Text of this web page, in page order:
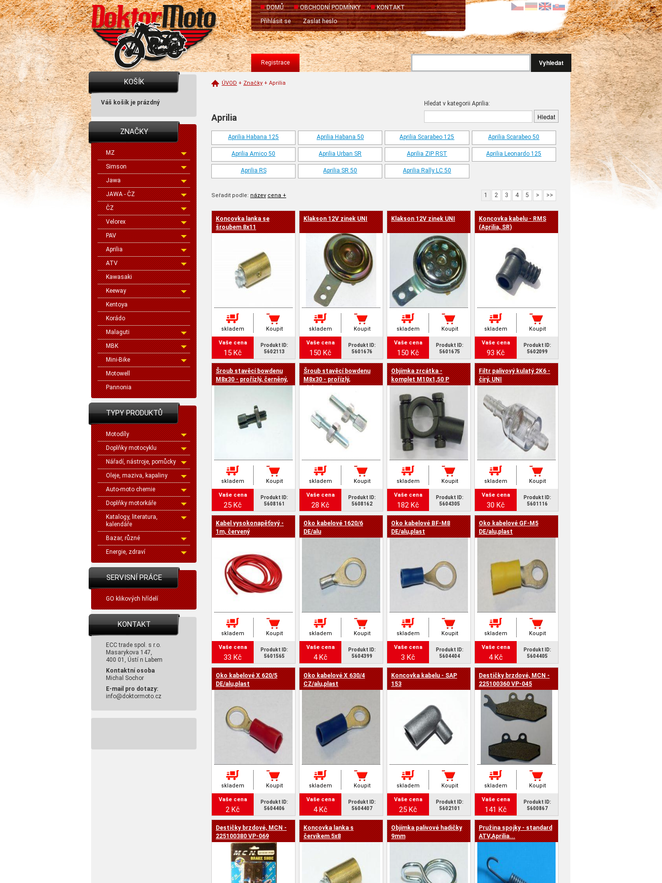
DOMŮ OBCHODNÍ PODMÍNKY
KONTAKT
Přihlásit se
Zaslat heslo
Vyhledat
Registrace
KOŠÍK
Váš košík je prázdný
ZNAČKY
MZ
Simson
Jawa
JAWA - ČZ
ČZ
Velorex
PAV
Aprilia
ATV
Kawasaki
Keeway
Kentoya
Korádo
Malaguti
MBK
Mini-Bike
Motowell
Pannonia
TYPY PRODUKTŮ
Motodíly
Doplňky motocyklu
Nářadí, nástroje, pomůcky
Oleje, maziva, kapaliny
Auto-moto chemie
Doplňky motorkáře
Katalogy, literatura,
kalendáře
Bazar, různé
Energie, zdraví
SERVISNÍ PRÁCE
GO klikových hřídelí
KONTAKT
ECC trade spol. s r.o.
Masarykova 147,
400 01, Ústí n Labem
Kontaktní osoba
Michal Sochor
E-mail pro dotazy:
info@doktormoto.cz
ÚVOD + Značky + Aprilia
Hledat v kategorii Aprilia:
Aprilia
Aprilia Habana 125 Aprilia Habana 50 Aprilia Scarabeo 125 Aprilia Scarabeo 50
Aprilia Amico 50 Aprilia Urban SR Aprilia ZIP RST Aprilia Leonardo 125
Aprilia RS Aprilia SR 50 Aprilia Rally LC 50
Seřadit podle: název cena +
cena -
1 2 3 4 5 > >>
Koncovka lanka se
šroubem 8x11
skladem Koupit
Vaše cena
15 Kč
Produkt ID:
5602113
Klakson 12V zinek UNI
skladem Koupit
Vaše cena
150 Kč
Produkt ID:
5601676
Klakson 12V zinek UNI
skladem Koupit
Vaše cena
150 Kč
Produkt ID:
5601675
Koncovka kabelu - RMS
(Aprilia, SR)
skladem Koupit
Vaše cena
93 Kč
Produkt ID:
5602099
Šroub stavěcí bowdenu
M8x30 - prořízlý, černěný,
skladem Koupit
Vaše cena
25 Kč
Produkt ID:
5608161
Šroub stavěcí bowdenu
M8x30 - prořízlý,
skladem Koupit
Vaše cena
28 Kč
Produkt ID:
5608162
Objímka zrcátka -
komplet M10x1,50 P
skladem Koupit
Vaše cena
182 Kč
Produkt ID:
5604305
Filtr palivový kulatý 2K6 -
čirý, UNI
skladem Koupit
Vaše cena
30 Kč
Produkt ID:
5601116
Kabel vysokonapěťový -
1m, červený
skladem Koupit
Vaše cena
33 Kč
Produkt ID:
5601565
Oko kabelové 1620/6
DE/alu
skladem Koupit
Vaše cena
4 Kč
Produkt ID:
5604399
Oko kabelové BF-M8
DE/alu,plast
skladem Koupit
Vaše cena
3 Kč
Produkt ID:
5604404
Oko kabelové GF-M5
DE/alu,plast
skladem Koupit
Vaše cena
4 Kč
Produkt ID:
5604405
Oko kabelové X 620/5
DE/alu,plast
skladem Koupit
Vaše cena
2 Kč
Produkt ID:
5604406
Oko kabelové X 630/4
CZ/alu,plast
skladem Koupit
Vaše cena
4 Kč
Produkt ID:
5604407
Koncovka kabelu - SAP
153
skladem Koupit
Vaše cena
25 Kč
Produkt ID:
5602101
Destičky brzdové, MCN -
225100360 VP-045
skladem Koupit
Vaše cena
141 Kč
Produkt ID:
5600867
Destičky brzdové, MCN -
225100380 VP-069
Koncovka lanka s
červíkem 5x8
Objímka palivové hadičky
9mm
Pružina spojky - standard
ATV,Aprilia...